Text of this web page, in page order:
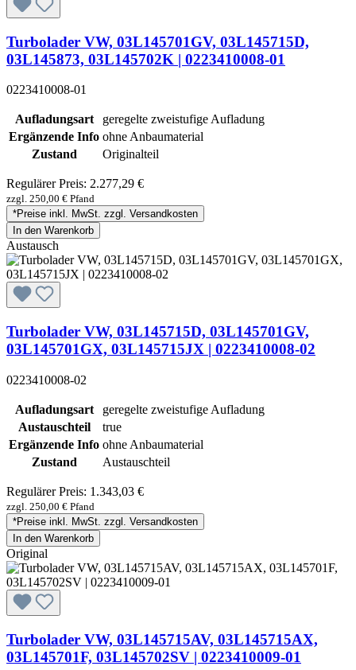
Turbolader VW, 03L145701GV, 03L145715D,
03L145873, 03L145702K | 0223410008-01
0223410008-01
Aufladungsart
geregelte zweistufige Aufladung
Ergänzende Info ohne Anbaumaterial
Zustand
Originalteil
Regulärer Preis: 2.277,29 €
zzgl. 250,00 € Pfand
*Preise inkl. MwSt. zzgl. Versandkosten
In den Warenkorb
Austausch
Turbolader VW, 03L145715D, 03L145701GV,
03L145701GX, 03L145715JX | 0223410008-02
0223410008-02
Aufladungsart
geregelte zweistufige Aufladung
Austauschteil
true
Ergänzende Info ohne Anbaumaterial
Zustand
Austauschteil
Regulärer Preis: 1.343,03 €
zzgl. 250,00 € Pfand
*Preise inkl. MwSt. zzgl. Versandkosten
In den Warenkorb
Original
Turbolader VW, 03L145715AV, 03L145715AX,
03L145701F, 03L145702SV | 0223410009-01